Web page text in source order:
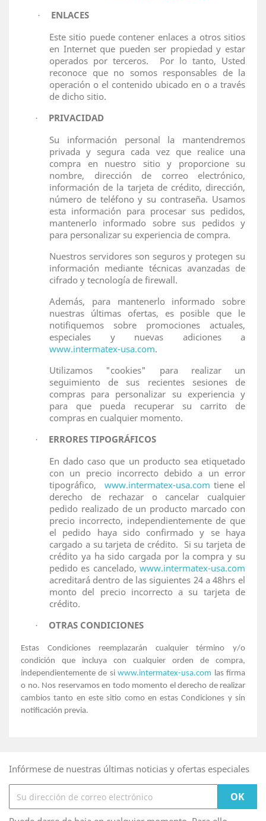
·
ENLACES
Este sitio puede contener enlaces a otros sitios
en Internet que pueden ser propiedad y estar
operados por terceros.
Por lo tanto, Usted
reconoce que no somos responsables de la
operación o el contenido ubicado en o a través
de dicho sitio.
·
PRIVACIDAD
Su información personal la mantendremos
privada y segura cada vez que realice una
compra en nuestro sitio y proporcione su
nombre, dirección de correo electrónico,
información de la tarjeta de crédito, dirección,
número de teléfono y su contraseña. Usamos
esta información para procesar sus pedidos,
mantenerlo informado sobre sus pedidos y
para personalizar su experiencia de compra.
Nuestros servidores son seguros y protegen su
información mediante técnicas avanzadas de
cifrado y tecnología de firewall.
Además, para mantenerlo informado sobre
nuestras últimas ofertas, es posible que le
notifiquemos sobre promociones actuales,
especiales y nuevas adiciones a
www.intermatex-usa.com.
Utilizamos "cookies" para realizar un
seguimiento de sus recientes sesiones de
compras para personalizar su experiencia y
para que pueda recuperar su carrito de
compras en cualquier momento.
·
ERRORES TIPOGRÁFICOS
En dado caso que un producto sea etiquetado
con un precio incorrecto debido a un error
tipográfico,
www.intermatex-usa.com tiene el
derecho de rechazar o cancelar cualquier
pedido realizado de un producto marcado con
precio incorrecto, independientemente de que
el pedido haya sido confirmado y se haya
cargado a su tarjeta de crédito. Si su tarjeta de
crédito ya ha sido cargada por la compra y su
pedido es cancelado, www.intermatex-usa.com
acreditará dentro de las siguientes 24 a 48hrs el
monto del precio incorrecto a su tarjeta de
crédito.
· OTRAS CONDICIONES
Estas Condiciones reemplazarán cualquier término y/o
condición que incluya con cualquier orden de compra,
independientemente de siwww.intermatex-usa.com las firma
o no. Nos reservamos en todo momento el derecho de realizar
cambios tanto en este sitio como en estas Condiciones y sin
notificación previa.
Infórmese de nuestras últimas noticias y ofertas especiales